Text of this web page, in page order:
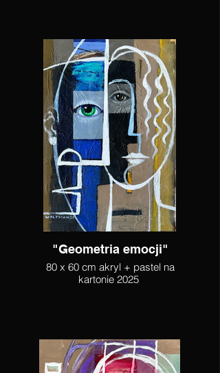
"Geometria emocji"
80 x 60 cm akryl + pastel na
kartonie 2025